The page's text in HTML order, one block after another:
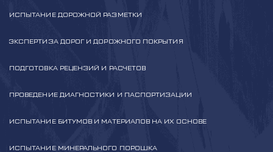
ИСПЫТАНИЕ ДОРОЖНОЙ РАЗМЕТКИ
ЭКСПЕРТИЗА ДОРОГ И ДОРОЖНОГО ПОКРЫТИЯ
ПОДГОТОВКА РЕЦЕНЗИЙ И РАСЧЕТОВ
ПРОВЕДЕНИЕ ДИАГНОСТИКИ И ПАСПОРТИЗАЦИИ
ИСПЫТАНИЕ БИТУМОВ И МАТЕРИАЛОВ НА ИХ ОСНОВЕ
ИСПЫТАНИЕ МИНЕРАЛЬНОГО ПОРОШКА